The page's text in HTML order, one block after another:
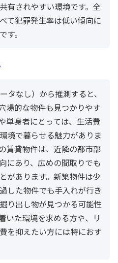
有されやすい環境です。全
て犯罪発生率は低い傾向に
す。
タなし）から推測すると、
場的な物件も見つかりやす
単身者にとっては、生活費
境で暮らせる魅力がありま
賃貸物件は、近隣の都市部
にあり、広めの間取りでも
があります。新築物件は少
した物件でも手入れが行き
り出し物が見つかる可能性
いた環境を求める方や、リ
を抑えたい方には特におす